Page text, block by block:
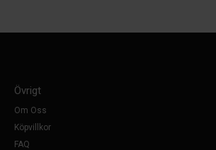
Övrigt
Om Oss
Köpvillkor
FAQ